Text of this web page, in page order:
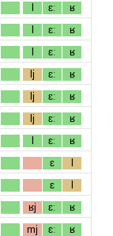
l ɛː ʁ
l ɛː ʁ
l ɛː ʁ
lj ɛː ʁ
lj ɛː ʁ
lj ɛː ʁ
l ɛː ʁ
ɛ l
ɛ l
ʁj ɛː ʁ
mj ɛː ʁ